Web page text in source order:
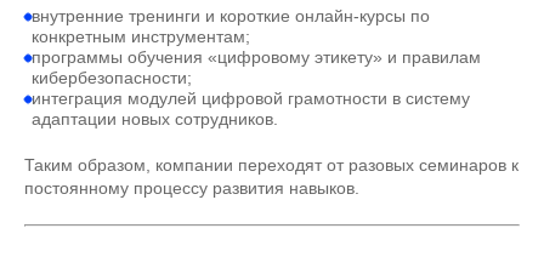
внутренние тренинги и короткие онлайн-курсы по
конкретным инструментам;
программы обучения «цифровому этикету» и правилам
кибербезопасности;
интеграция модулей цифровой грамотности в систему
адаптации новых сотрудников.
Таким образом, компании переходят от разовых семинаров к
постоянному процессу развития навыков.